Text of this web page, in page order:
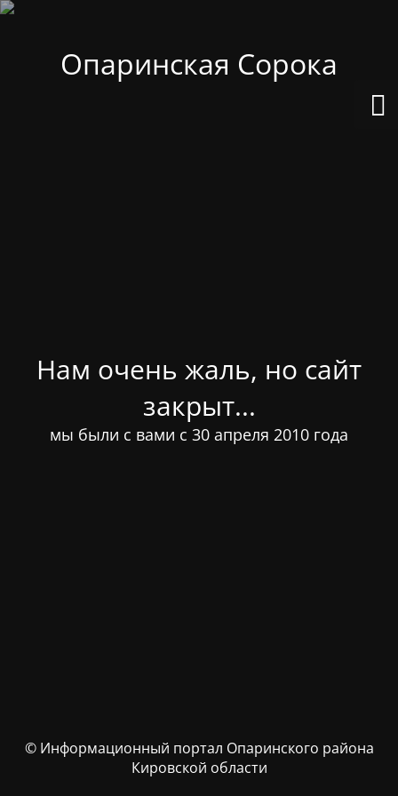
Опаринская Сорока
Нам очень жаль, но сайт
закрыт...
мы были с вами с 30 апреля 2010 года
© Информационный портал Опаринского района
Кировской области